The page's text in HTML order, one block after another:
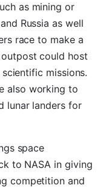
as mining or
Russia as well
race to make a
could host
missions.
also working to
lunar landers for
space
to NASA in giving
competition and